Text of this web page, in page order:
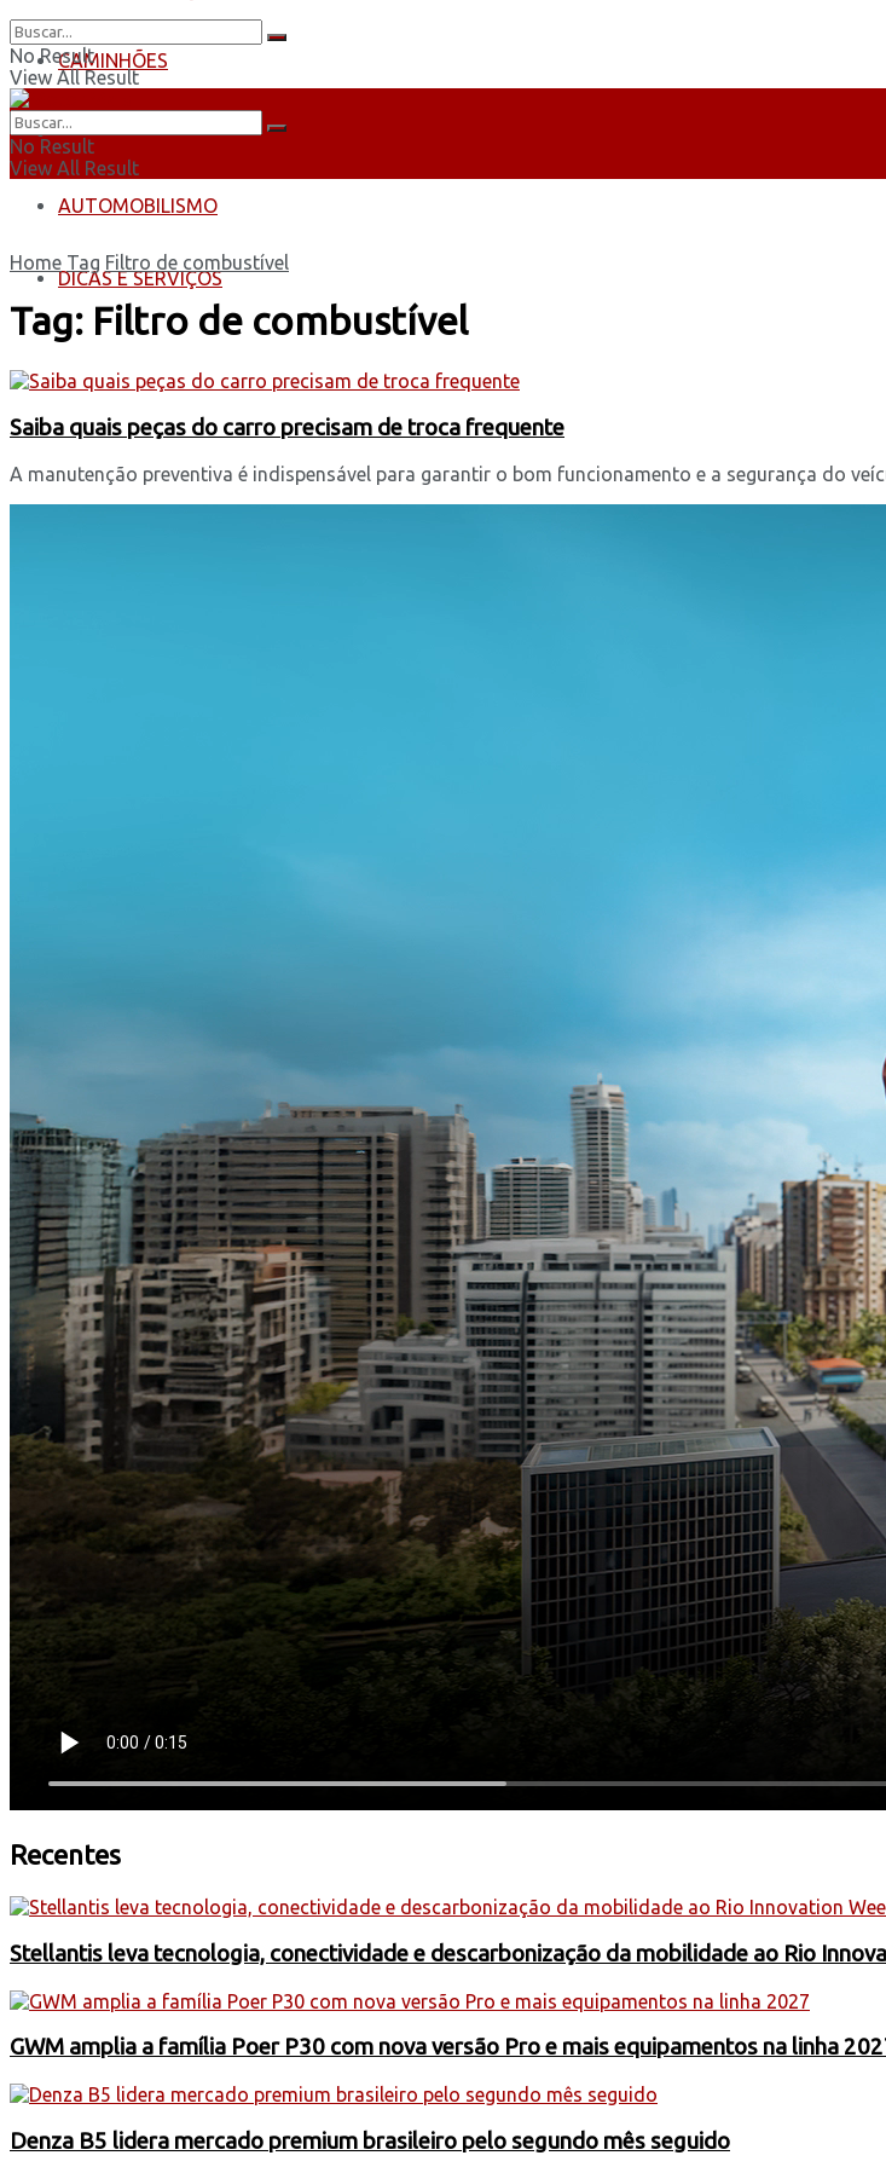
CAMINHÕES
ÔNIBUS
AUTOMOBILISMO
DICAS E SERVIÇOS
No Result
View All Result
No Result
View All Result
Home Tag Filtro de combustível
Tag: Filtro de combustível
Saiba quais peças do carro precisam de troca frequente
A manutenção preventiva é indispensável para garantir o bom funcionamento e a segurança do
Recentes
Stellantis leva tecnologia, conectividade e descarbonização da mobilidade ao Rio
GWM amplia a família Poer P30 com nova versão Pro e mais equipamentos na linha
Denza B5 lidera mercado premium brasileiro pelo segundo mês seguido